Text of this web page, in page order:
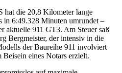
hat die 20,8 Kilometer lange
in 6:49.328 Minuten umrundet –
aktuelle 911 GT3. Am Steuer saß
Bergmeister, der intensiv in die
der Baureihe 911 involviert
eines Notars erzielt.